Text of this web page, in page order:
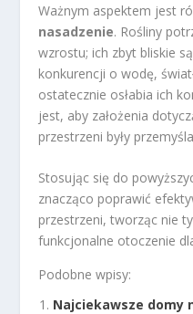
Ważnym aspektem jest
nasadzenie. Rośliny
wzrostu; ich zbyt bliskie
konkurencji o wodę,
ostatecznie osłabia ich
jest, aby założenia
przestrzeni były
Stosując się do
znacząco poprawić
przestrzeni, tworząc nie
funkcjonalne otoczenie
Podobne wpisy:
Najciekawsze domy